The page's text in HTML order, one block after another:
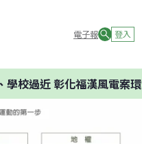
電子報 登入
近 彰化福漢風電案環委建